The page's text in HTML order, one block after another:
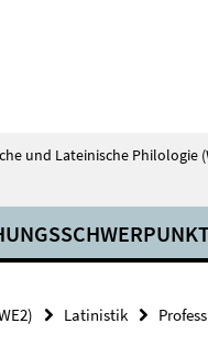
und Lateinische Philologie
Latinistik